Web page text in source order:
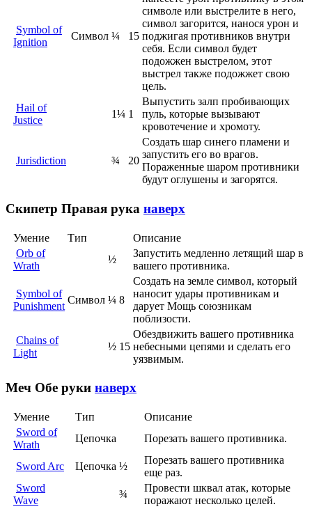
Symbol of
Ignition
Символ ¼ 15
символе или выстрелите в него,
символ загорится, нанося урон и
поджигая противников внутри
себя. Если символ будет
подожжен выстрелом, этот
выстрел также подожжет свою
цель.
Hail of
Justice
1¼ 1
Выпустить залп пробивающих
пуль, которые вызывают
кровотечение и хромоту.
Jurisdiction ¾ 20
Создать шар синего пламени и
запустить его во врагов.
Пораженные шаром противники
будут оглушены и загорятся.
Скипетр Правая рука наверх
Умение Тип
Описание
Orb of
Wrath
½
Запустить медленно летящий шар в
вашего противника.
Symbol of
Punishment
Символ ¼ 8
Создать на земле символ, который
наносит удары противникам и
дарует Мощь союзникам
поблизости.
Chains of
Light
½ 15
Обездвижить вашего противника
небесными цепями и сделать его
уязвимым.
Меч Обе руки наверх
Умение Тип
Описание
Sword of
Wrath
Цепочка Порезать вашего противника.
Sword Arc Цепочка ½
Порезать вашего противника
еще раз.
Sword
Wave
¾
Провести шквал атак, которые
поражают несколько целей.